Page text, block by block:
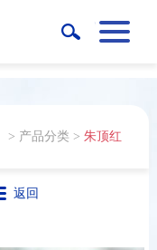
> 产品分类 >朱顶红
返回